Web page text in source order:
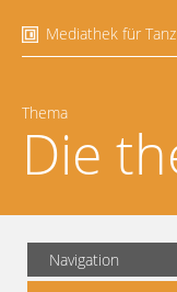
Mediathek für
Thema
Die
Navigation